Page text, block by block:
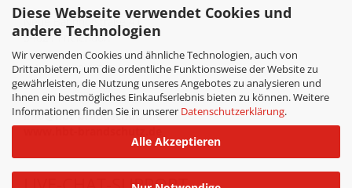
Diese Webseite verwendet Cookies und
andere Technologien
Wir verwenden Cookies und ähnliche Technologien, auch von
Drittanbietern, um die ordentliche Funktionsweise der Website zu
gewährleisten, die Nutzung unseres Angebotes zu analysieren und
Ihnen ein bestmögliches Einkaufserlebnis bieten zu können. Weitere
Informationen finden Sie in unserer Datenschutzerklärung.
Alle Akzeptieren
Neue Bahnhofstraße 41
34621 Frielendorf
Telefon: +49(0)5684 99880
Telefax: +49(0)5684 998888
info@hbt-brandschutz.de